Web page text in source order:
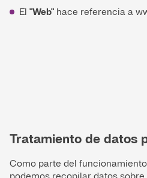
El "Web" hace referencia a
Tratamiento de datos
Como parte del